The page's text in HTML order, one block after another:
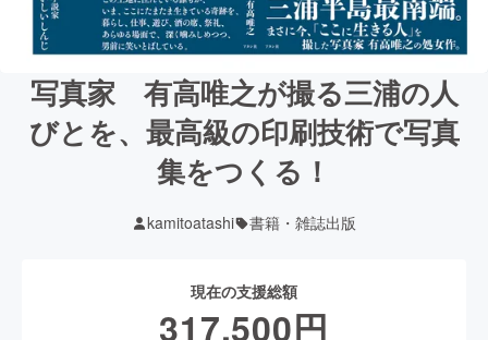
写真家 有高唯之が撮る三浦の人
びとを、最高級の印刷技術で写真
集をつくる！
kamitoatashi 書籍・雑誌出版
現在の支援総額
317,500円